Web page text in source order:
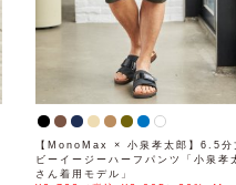
【MonoMax × 小泉孝太郎】6.5分
ビーイージーハーフパンツ「小泉孝
さん着用モデル」